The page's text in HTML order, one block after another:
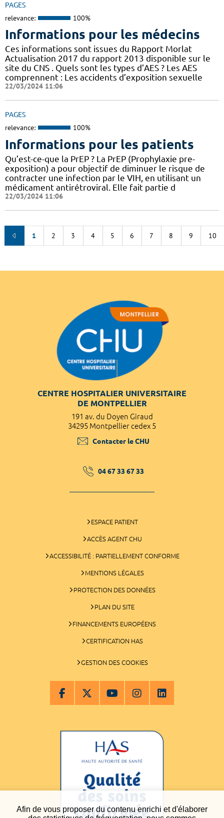
Afin de vous proposer du contenu enrichi et d'élaborer
PAGES
relevance: 100%
Informations pour les médecins
Ces informations sont issues du Rapport Morlat
Actualisation 2017 du rapport 2013 disponible sur le
site du CNS . Quels sont les types d’AES ? Les AES
comprennent : Les accidents d’exposition sexuelle
22/03/2024 11:06
PAGES
relevance: 100%
Informations pour les patients
Qu’est-ce-que la PrEP ? La PrEP (Prophylaxie pre-
exposition) a pour objectif de diminuer le risque de
contracter une infection par le VIH, en utilisant un
médicament antirétroviral. Elle fait partie d
22/03/2024 11:06
1 2 3 4 5 6 7 8 9 10
CENTRE HOSPITALIER UNIVERSITAIRE
DE MONTPELLIER
191 av. du Doyen Giraud
34295 Montpellier cedex 5
Contacter le CHU
04 67 33 67 33
ESPACE PATIENT
ACCÈS AGENT CHU
ACCESSIBILITÉ : PARTIELLEMENT CONFORME
MENTIONS LÉGALES
PROTECTION DES DONNÉES
PLAN DU SITE
FINANCEMENTS EUROPÉENS
CERTIFICATION HAS
GESTION DES COOKIES